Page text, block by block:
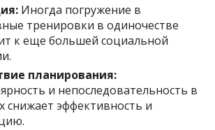
Иногда погружение в
тренировки в одиночестве
к еще большей социальной
планирования:
и непоследовательность в
снижает эффективность и